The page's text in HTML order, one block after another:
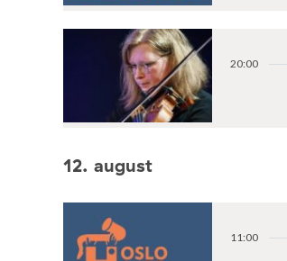
20:00
12. august
11:00